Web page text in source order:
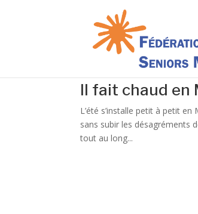
Il fait chaud en
L’été s’installe petit à petit
sans subir les désagréments
tout au long...